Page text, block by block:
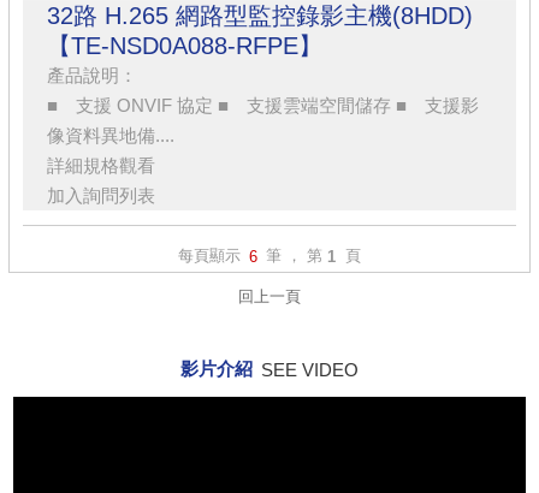
32路 H.265 網路型監控錄影主機(8HDD)
【TE-NSD0A088-RFPE】
產品說明：
■ 支援 ONVIF 協定 ■ 支援雲端空間儲存 ■ 支援影
像資料異地備....
詳細規格觀看
加入詢問列表
每頁顯示 6 筆 ， 第 1 頁
回上一頁
影片介紹 SEE VIDEO